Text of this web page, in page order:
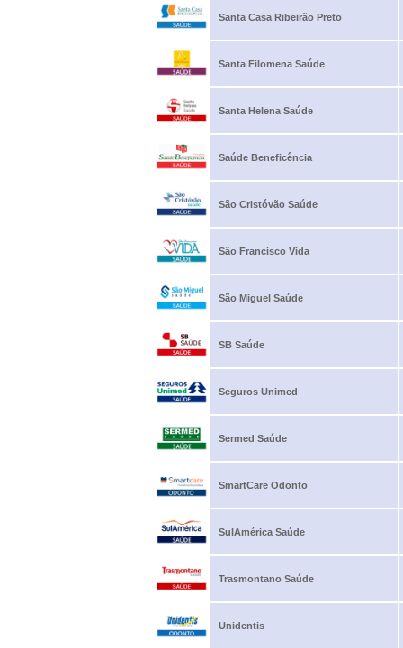
Santa Casa Ribeirão Preto
Santa Filomena Saúde
Santa Helena Saúde
Saúde Beneficência
São Cristóvão Saúde
São Francisco Vida
São Miguel Saúde
SB Saúde
Seguros Unimed
Sermed Saúde
SmartCare Odonto
SulAmérica Saúde
Trasmontano Saúde
Unidentis